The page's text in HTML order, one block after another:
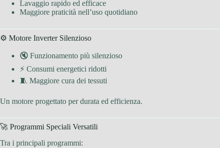
Lavaggio rapido ed efficace
Maggiore praticità nell’uso quotidiano
⚙️ Motore Inverter Silenzioso
🔇 Funzionamento più silenzioso
⚡ Consumi energetici ridotti
🧵 Maggiore cura dei tessuti
Un motore progettato per durata ed efficienza.
🚀 Programmi Speciali Versatili
Tra i principali programmi: